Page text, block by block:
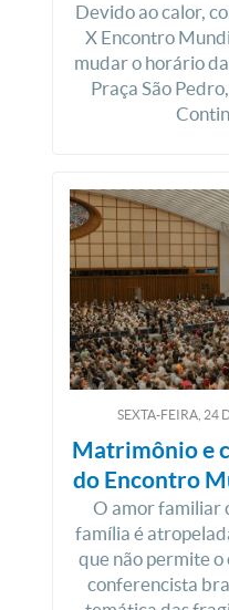
Devido ao calor,
X Encontro
mudar o horário
Praça São
SEXTA-FEIRA, 24
Matrimônio e
do Encontro
O amor familiar
família é
que não permite o
conferencista